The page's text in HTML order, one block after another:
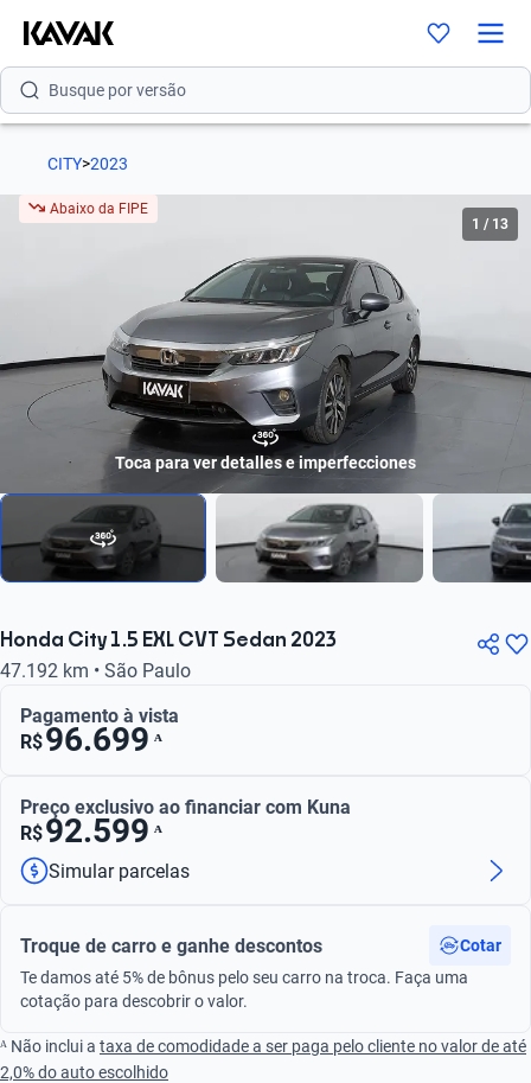
Busque por modelo
Busque por versão
Busque por marca
Busque por versão
Busque por ano
CITY>2023
Toca para ver detalles e imperfecciones
Abaixo da FIPE
1 / 13
Honda City 1.5 EXL CVT Sedan 2023
47.192 km • São Paulo
Pagamento à vista
R$96.699 ᴬ
Preço exclusivo ao financiar com Kuna
R$92.599 ᴬ
Simular parcelas
Troque de carro e ganhe descontos
Cotar
Te damos até 5% de bônus pelo seu carro na troca. Faça uma
cotação para descobrir o valor.
ᴬ Não inclui a taxa de comodidade a ser paga pelo cliente no valor de até
2,0% do auto escolhido